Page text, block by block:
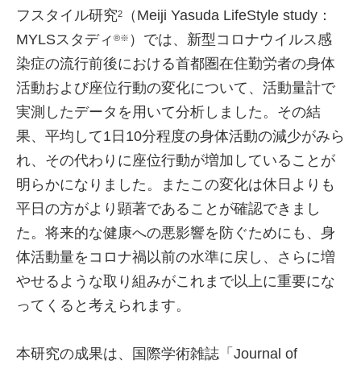
フスタイル研究2
（Meiji Yasuda LifeStyle study：
MYLSスタディ ®※ ）では、新型コロナウイルス感
染症の流行前後における首都圏在住勤労者の身体
活動および座位行動の変化について、活動量計で
実測したデータを用いて分析しました。その結
果、平均して1日10分程度の身体活動の減少がみら
れ、その代わりに座位行動が増加していることが
明らかになりました。またこの変化は休日よりも
平日の方がより顕著であることが確認できまし
た。将来的な健康への悪影響を防ぐためにも、身
体活動量をコロナ禍以前の水準に戻し、さらに増
やせるような取り組みがこれまで以上に重要にな
ってくると考えられます。
本研究の成果は、国際学術雑誌「Journal of